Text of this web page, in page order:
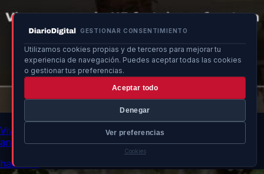
GESTIONAR CONSENTIMIENTO
Utilizamos cookies propias y de terceros para mejorar tu
experiencia de navegación. Puedes aceptar todas las cookies
o gestionar tus preferencias.
Aceptar todo
Denegar
Ver preferencias
Cookies
Vivas urge a la UE fortalecer frontera por vulnerabilidad
ante Marruecos
hace 11h